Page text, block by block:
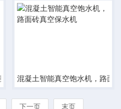
定仪混凝土智能真空饱水机，路面
下一页 末页